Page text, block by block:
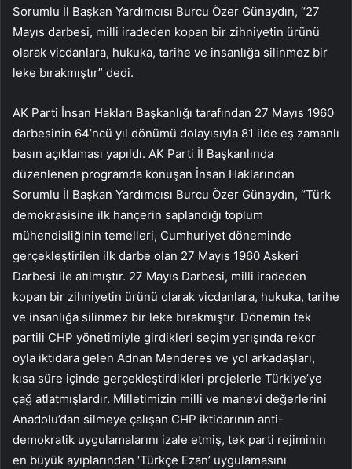
Sorumlu İl Başkan Yardımcısı Burcu Özer Günaydın, “27
Mayıs darbesi, milli iradeden kopan bir zihniyetin ürünü
olarak vicdanlara, hukuka, tarihe ve insanlığa silinmez bir
leke bırakmıştır” dedi.
AK Parti İnsan Hakları Başkanlığı tarafından 27 Mayıs 1960
darbesinin 64’ncü yıl dönümü dolayısıyla 81 ilde eş zamanlı
basın açıklaması yapıldı. AK Parti İl Başkanlında
düzenlenen programda konuşan İnsan Haklarından
Sorumlu İl Başkan Yardımcısı Burcu Özer Günaydın, “Türk
demokrasisine ilk hançerin saplandığı toplum
mühendisliğinin temelleri, Cumhuriyet döneminde
gerçekleştirilen ilk darbe olan 27 Mayıs 1960 Askeri
Darbesi ile atılmıştır. 27 Mayıs Darbesi, milli iradeden
kopan bir zihniyetin ürünü olarak vicdanlara, hukuka, tarihe
ve insanlığa silinmez bir leke bırakmıştır. Dönemin tek
partili CHP yönetimiyle girdikleri seçim yarışında rekor
oyla iktidara gelen Adnan Menderes ve yol arkadaşları,
kısa süre içinde gerçekleştirdikleri projelerle Türkiye’ye
çağ atlatmışlardır. Milletimizin milli ve manevi değerlerini
Anadolu’dan silmeye çalışan CHP iktidarının anti-
demokratik uygulamalarını izale etmiş, tek parti rejiminin
en büyük ayıplarından ‘Türkçe Ezan’ uygulamasını